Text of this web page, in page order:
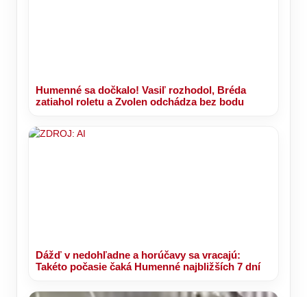
Humenné sa dočkalo! Vasiľ rozhodol, Bréda
zatiahol roletu a Zvolen odchádza bez bodu
Dážď v nedohľadne a horúčavy sa vracajú:
Takéto počasie čaká Humenné najbližších 7 dní